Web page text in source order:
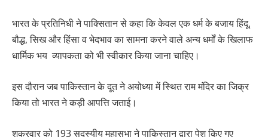
भारत के प्रतिनिधी ने पाक्सितान से कहा कि केवल एक धर्म के बजाय हिंदू,
बौद्ध, सिख और हिंसा व भेदभाव का सामना करने वाले अन्य धर्मों के खिलाफ
धार्मिक भय व्यापकता को भी स्वीकार किया जाना चाहिए।
इस दौरान जब पाकिस्तान के दूत ने अयोध्या में स्थित राम मंदिर का जिक्र
किया तो भारत ने कड़ी आपत्ति जताई।
शुक्रवार को 193 सदस्यीय महासभा ने पाकिस्तान द्वारा पेश किए गए